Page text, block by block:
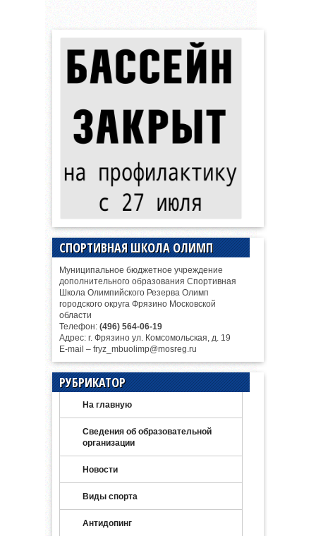
СПОРТИВНАЯ ШКОЛА ОЛИМП
Муниципальное бюджетное учреждение
дополнительного образования Спортивная
Школа Олимпийского Резерва Олимп
городского округа Фрязино Московской
области
Телефон: (496) 564-06-19
Адрес: г. Фрязино ул. Комсомольская, д. 19
E-mail – fryz_mbuolimp@mosreg.ru
РУБРИКАТОР
На главную
Сведения об образовательной
организации
Новости
Виды спорта
Антидопинг